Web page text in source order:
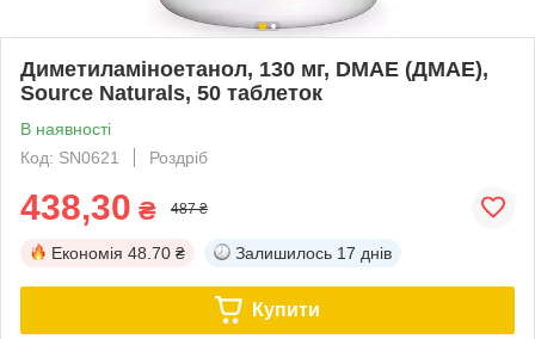
Диметиламіноетанол, 130 мг, DMAE (ДМАЕ),
Source Naturals, 50 таблеток
В наявності
Код: SN0621
Роздріб
438,30 ₴ 487 ₴
Економія 48.70 ₴ Залишилось 17 днів
Купити